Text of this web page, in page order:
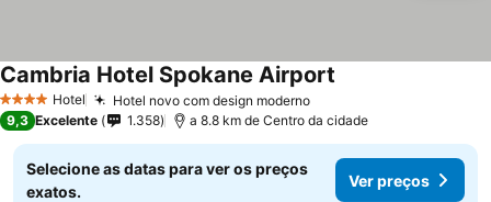
4 EstrelasHotel Hotel novo com design moderno
Cambria Hotel Spokane Airport
9,3 Excelente 1.358 a 8.8 km de Centro da cidade
Selecione as datas para ver os preços
exatos.
Ver preços